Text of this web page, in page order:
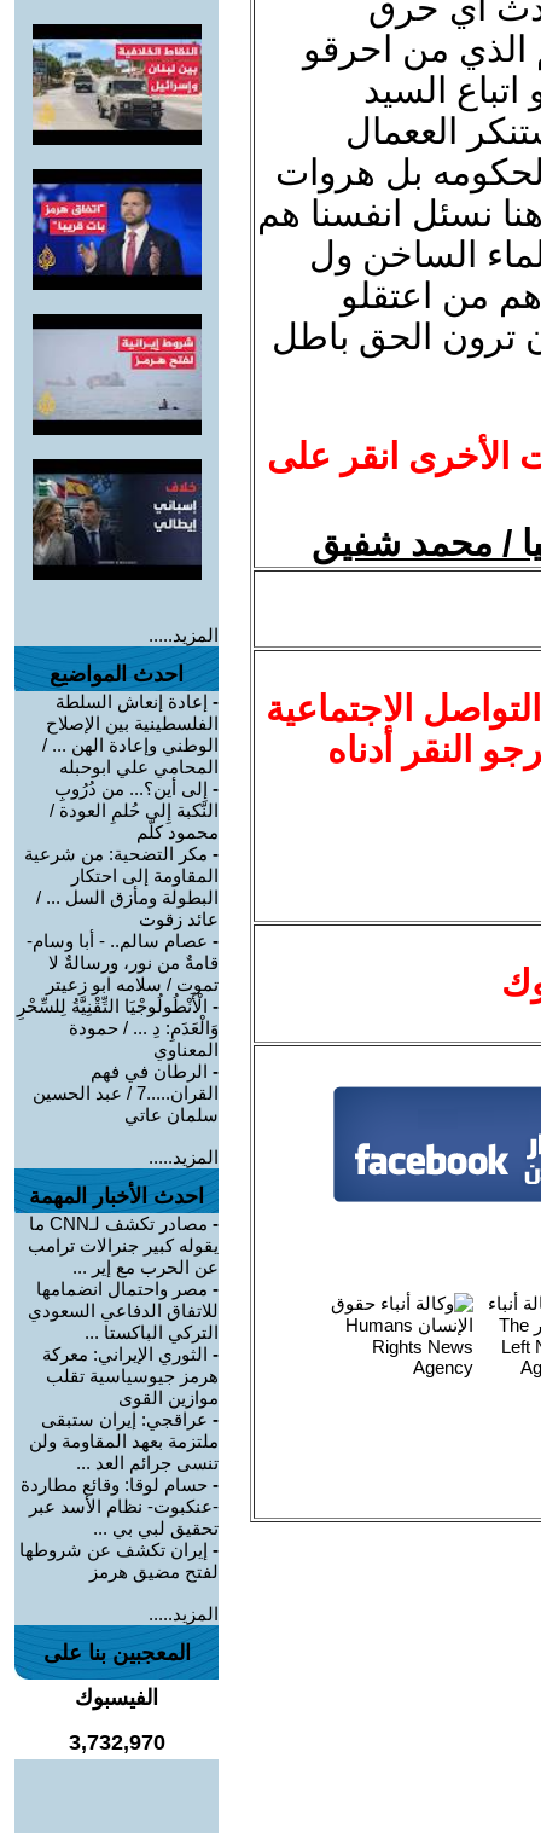
الذي من احرقو
السيد
الععمال
بل هروات
نسئل انفسنا هم
الساخن ول
من اعتقلو
ترون الحق باطل
الأخرى انقر على
/ محمد شفيق
الاجتماعية
النقر أدناه
المزيد.....
احدث المواضيع
- إعادة إنعاش السلطة
الفلسطينية بين الإصلاح
الوطني وإعادة الهن ... /
المحامي علي ابوحبله
- إِلى أين؟... من دُرُوبِ
النّكبة إِلى حُلمِ العودة /
محمود كلّم
- مكر التضحية: من شرعية
المقاومة إلى احتكار
البطولة ومأزق السل ... /
عائد زقوت
- عصام سالم.. - أبا وسام-
قامةٌ من نور، ورسالةٌ لا
تموت / سلامه ابو زعيتر
- الْأَنْطُولُوجْيَا التِّقْنِيَّةُ لِلسِّحْرِ
وَالْعَدَمِ: دِ ... / حمودة
المعناوي
- الرطان في فهم
القران.....7 / عبد الحسين
سلمان عاتي
المزيد.....
احدث الأخبار المهمة
-
مصادر تكشف لـCNN ما
يقوله كبير جنرالات ترامب
عن الحرب مع إير ...
- مصر واحتمال انضمامها
للاتفاق الدفاعي السعودي
التركي الباكستا ...
- الثوري الإيراني: معركة
هرمز جيوسياسية تقلب
موازين القوى
- عراقجي: إيران ستبقى
ملتزمة بعهد المقاومة ولن
تنسى جرائم العد ...
- حسام لوقا: وقائع مطاردة
-عنكبوت- نظام الأسد عبر
تحقيق لبي بي ...
- إيران تكشف عن شروطها
لفتح مضيق هرمز
المزيد.....
المعجبين بنا على
الفيسبوك
3,732,970